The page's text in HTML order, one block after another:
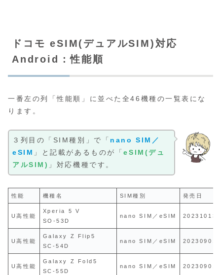
ドコモ eSIM(デュアルSIM)対応
Android：性能順
一番左の列「性能順」に並べた全46機種の一覧表にな
ります。
３列目の「SIM種別」で「 nano SIM／
eSIM 」と記載があるものが「eSIM(デュ
アルSIM) 」対応機種です。
性能 機種名 SIM種別 発売日
U高性能
Xperia 5 V
SO-53D
nano SIM／eSIM 20231013
U高性能
Galaxy Z Flip5
SC-54D
nano SIM／eSIM 20230901
U高性能
Galaxy Z Fold5
SC-55D
nano SIM／eSIM 20230901